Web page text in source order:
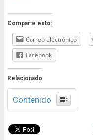
Comparte esto:
Correo electrónico
Facebook
Relacionado
Contenido